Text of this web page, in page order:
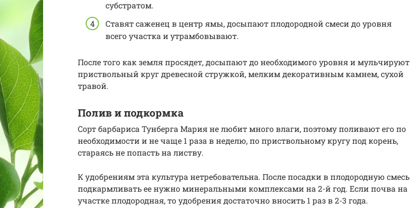
субстратом.
Ставят саженец в центр ямы, досыпают плодородной смеси до уровня
всего участка и утрамбовывают.
После того как земля просядет, досыпают до необходимого уровня и мульчируют
приствольный круг древесной стружкой, мелким декоративным камнем, сухой
травой.
Полив и подкормка
Сорт барбариса Тунберга Мария не любит много влаги, поэтому поливают его по
необходимости и не чаще 1 раза в неделю, по приствольному кругу под корень,
стараясь не попасть на листву.
К удобрениям эта культура нетребовательна. После посадки в плодородную смесь
подкармливать ее нужно минеральными комплексами на 2-й год. Если почва на
участке плодородная, то удобрения достаточно вносить 1 раз в 2-3 года.